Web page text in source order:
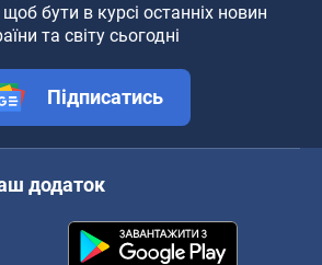
бути в курсі останніх новин
та світу сьогодні
Підписатись
додаток